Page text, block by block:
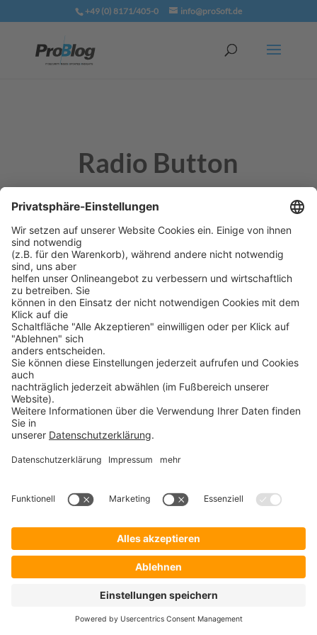
+49 (0) 8171/405-0 info@proSoft.de
Radio Button
EinRadio Buttonist ein Steuerelement in grafischen
Benutzeroberflächen, das Benutzern ermöglicht,
eine Option aus einer vordefinierten Gruppe
auszuwählen. Sobald eine Option ausgewählt ist,
werden alle anderen automatisch deaktiviert,
sodass immer nur eine Auswahl aktiv sein kann.
Merkmale:
Aussehen : Kleine kreisförmige Schaltflächen, die
durch einen Punkt im Inneren markiert werden,
wenn sie ausgewählt sind.
Gruppe, in der nur eine Auswahl zulässig ist.
Verwendung : Häufig in Formularen und
definierten Alternativen wählen sollen.
Radio Buttons eignen sich ideal, wenn die
Auswahlmöglichkeiten gegenseitig ausschließend